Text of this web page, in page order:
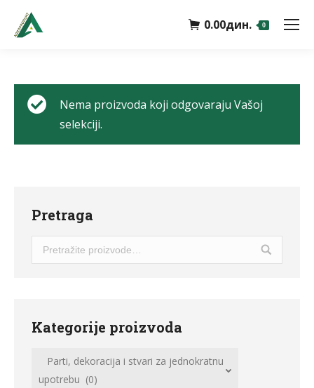
0.00дин. 0
Nema proizvoda koji odgovaraju Vašoj
selekciji.
Pretraga
Kategorije proizvoda
Parti, dekoracija i stvari za jednokratnu
upotrebu (0)